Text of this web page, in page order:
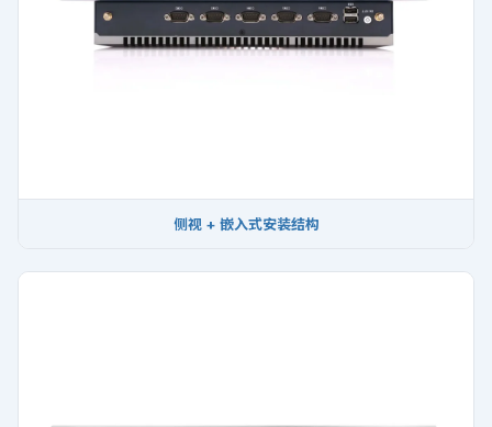
侧视 + 嵌入式安装结构